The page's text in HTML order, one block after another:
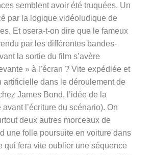
semblent avoir été truquées. Un
par la logique vidéoludique de
Et osera-t-on dire que le fameux
par les différentes bandes-
la sortie du film s’avère
» à l’écran ? Vite expédiée et
artificielle dans le déroulement de
James Bond, l’idée de la
l’écriture du scénario). On
deux autres morceaux de
une folle poursuite en voiture dans
qui fera vite oublier une séquence